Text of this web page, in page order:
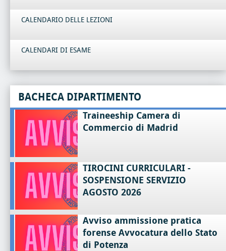
CALENDARIO DELLE LEZIONI
CALENDARI DI ESAME
BACHECA DIPARTIMENTO
Traineeship Camera di
Commercio di Madrid
TIROCINI CURRICULARI -
SOSPENSIONE SERVIZIO
AGOSTO 2026
Avviso ammissione pratica
forense Avvocatura dello Stato
di Potenza